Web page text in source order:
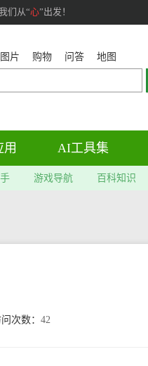
们从“心”出发！
图片 购物 问答 地图
用 AI工具集
游戏导航 百科知识
次数： 42